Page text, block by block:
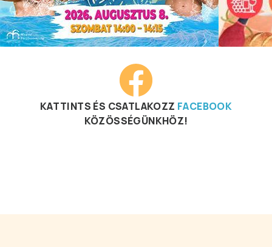
KATTINTS ÉS CSATLAKOZZ FACEBOOK
KÖZÖSSÉGÜNKHÖZ!